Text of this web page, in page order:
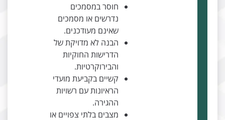
חוסר במסמכים
נדרשים או מסמכים
שאינם מעודכנים.
הבנה לא מדויקת של
הדרישות החוקיות
והבירוקרטיות.
קשיים בקביעת מועדי
הראיונות עם רשויות
ההגירה.
מצבים בלתי צפויים או